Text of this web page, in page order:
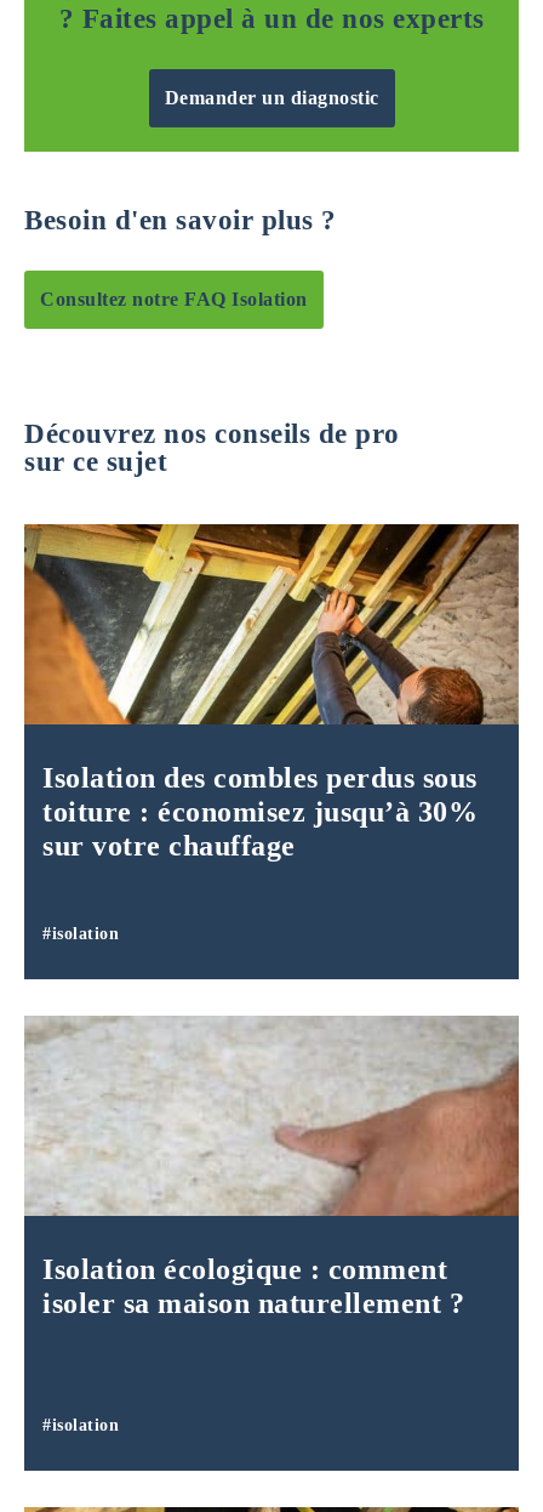
? Faites appel à un de nos experts
Demander un diagnostic
Besoin d'en savoir plus ?
Consultez notre FAQ Isolation
Découvrez nos conseils de pro
sur ce sujet
Isolation des combles perdus sous
toiture : économisez jusqu’à 30%
sur votre chauffage
#isolation
Isolation écologique : comment
isoler sa maison naturellement ?
#isolation